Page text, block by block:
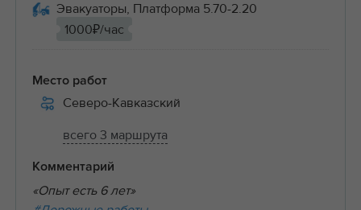
Эвакуаторы, Платформа 5.70-2.20
1000₽/час
Место работ
Северо-Кавказский
всего 3 маршрута
Комментарий
«Опыт есть 6 лет»